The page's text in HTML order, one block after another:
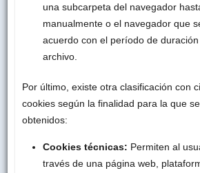
una subcarpeta del navegador
manualmente o el navegador que
acuerdo con el período de
archivo.
Por último, existe otra clasificación con
cookies según la finalidad para la que
obtenidos:
Cookies técnicas: Permiten al
través de una página web,